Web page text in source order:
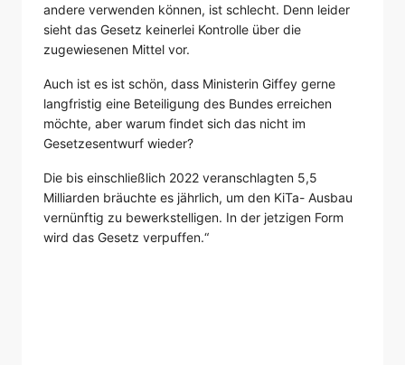
andere verwenden können, ist schlecht. Denn leider
sieht das Gesetz keinerlei Kontrolle über die
zugewiesenen Mittel vor.
Auch ist es ist schön, dass Ministerin Giffey gerne
langfristig eine Beteiligung des Bundes erreichen
möchte, aber warum findet sich das nicht im
Gesetzesentwurf wieder?
Die bis einschließlich 2022 veranschlagten 5,5
Milliarden bräuchte es jährlich, um den KiTa- Ausbau
vernünftig zu bewerkstelligen. In der jetzigen Form
wird das Gesetz verpuffen.“